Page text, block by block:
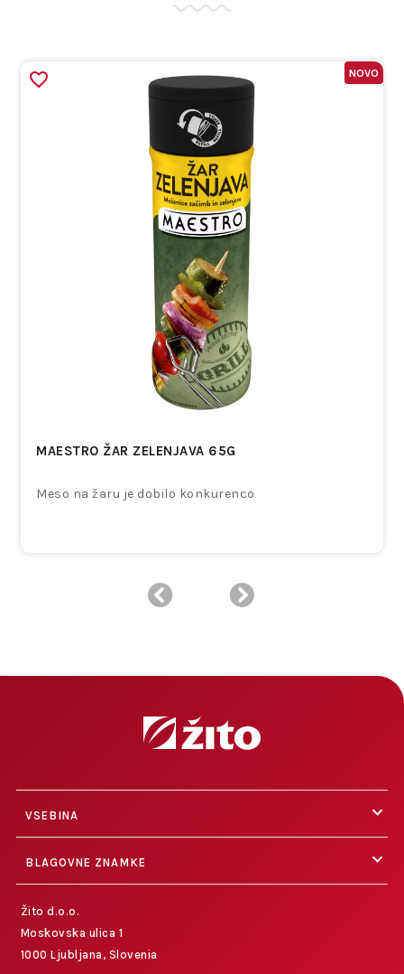
NOVO
MAESTRO ŽAR ZELENJAVA 65G
Meso na žaru je dobilo konkurenco
VSEBINA
BLAGOVNE ZNAMKE
Žito d.o.o.
Moskovska ulica 1
1000 Ljubljana, Slovenia